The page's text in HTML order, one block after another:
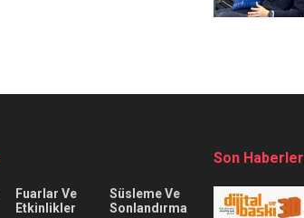
Fuarlar Ve
Etkinlikler
Süsleme Ve
Sonlandırma
Son Haberler